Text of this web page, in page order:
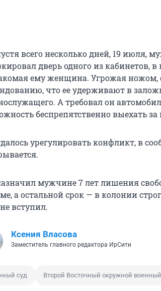
всего несколько дней, 19 июля,
дверь одного из кабинетов,
ему женщина. Угрожая ножом,
что ее удерживают в
А требовал он
беспрепятственно выехать
урегулировать конфликт, в
мужчине 7 лет лишения
а остальной срок — в колонии
вступил.
Ксения Власова
Заместитель главного редактора ИрСити
суд Второй Восточный окружной